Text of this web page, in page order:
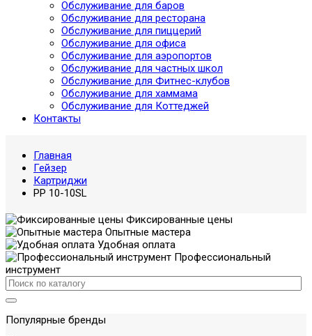
Обслуживание для баров
Обслуживание для ресторана
Обслуживание для пиццерий
Обслуживание для офиса
Обслуживание для аэропортов
Обслуживание для частных школ
Обслуживание для Фитнес-клубов
Обслуживание для хаммама
Обслуживание для Коттеджей
Контакты
Главная
Гейзер
Картриджи
PP 10-10SL
Фиксированные цены
Опытные мастера
Удобная оплата
Профессиональный
инструмент
Популярные бренды